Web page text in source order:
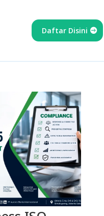
Daftar Disini